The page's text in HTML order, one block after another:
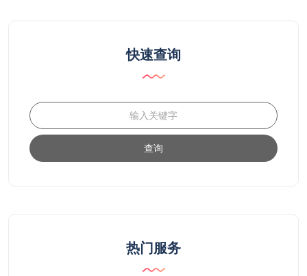
快速查询
查询
热门服务